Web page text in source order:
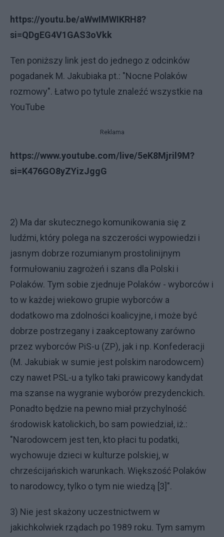
https://youtu.be/aWwIMWIKRH8?
si=QDgEG4V1GAS3oVkk
Ten poniższy link jest do jednego z odcinków
pogadanek M. Jakubiaka pt.: "Nocne Polaków
rozmowy". Łatwo po tytule znaleźć wszystkie na
YouTube
Reklama
https://www.youtube.com/live/5eK8Mjril9M?
si=K476GO8yZYizJggG
2) Ma dar skutecznego komunikowania się z
ludźmi, który polega na szczerości wypowiedzi i
jasnym dobrze rozumianym prostolinijnym
formułowaniu zagrożeń i szans dla Polski i
Polaków. Tym sobie zjednuje Polaków - wyborców i
to w każdej wiekowo grupie wyborców a
dodatkowo ma zdolności koalicyjne, i może być
dobrze postrzegany i zaakceptowany zarówno
przez wyborców PiS-u (ZP), jak i np. Konfederacji
(M. Jakubiak w sumie jest polskim narodowcem)
czy nawet PSL-u a tylko taki prawicowy kandydat
ma szanse na wygranie wyborów prezydenckich.
Ponadto będzie na pewno miał przychylność
środowisk katolickich, bo sam powiedział, iż.:
"Narodowcem jest ten, kto płaci tu podatki,
wychowuje dzieci w kulturze polskiej, w
chrześcijańskich warunkach. Większość Polaków
to narodowcy, tylko o tym nie wiedzą [3]".
3) Nie jest skażony uczestnictwem w
jakichkolwiek rządach po 1989 roku. Tym samym